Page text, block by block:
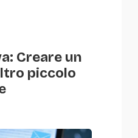
Creare un
piccolo